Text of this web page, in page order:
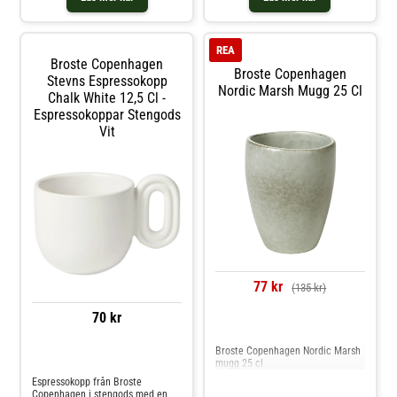
glasyren inspirerad av de mjuka
sandstränderna i Skandinavien.
Broste Copenhagen
Stevns Espressokopp
Chalk White 12,5 Cl -
Espressokoppar Stengods
Vit
70 kr
Espressokopp från Broste
Broste Copenhagen
Nordic Marsh Mugg 25 Cl
REA
77 kr (135 kr)
Broste Copenhagen Nordic Marsh
mugg 25 cl